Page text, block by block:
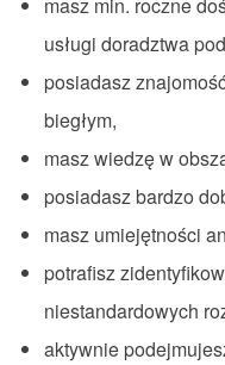
masz min. roczne
usługi doradztwa
posiadasz
biegłym,
masz wiedzę w
posiadasz bardzo
masz umiejętności
potrafisz
niestandardowych
aktywnie